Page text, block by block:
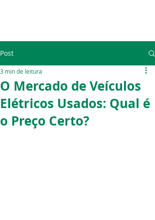
Post
O Mercado de Veículos
Elétricos Usados: Qual é
o Preço Certo?
3 min de leitura